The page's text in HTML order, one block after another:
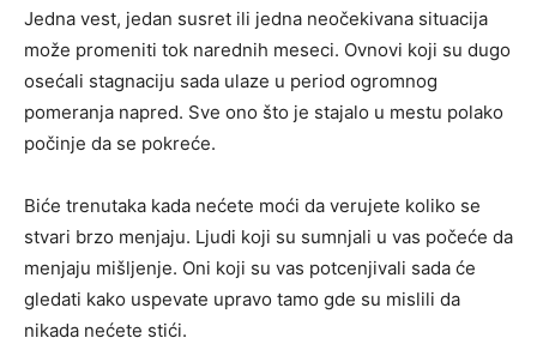
Jedna vest, jedan susret ili jedna neočekivana situacija
može promeniti tok narednih meseci. Ovnovi koji su dugo
osećali stagnaciju sada ulaze u period ogromnog
pomeranja napred. Sve ono što je stajalo u mestu polako
počinje da se pokreće.
Biće trenutaka kada nećete moći da verujete koliko se
stvari brzo menjaju. Ljudi koji su sumnjali u vas počeće da
menjaju mišljenje. Oni koji su vas potcenjivali sada će
gledati kako uspevate upravo tamo gde su mislili da
nikada nećete stići.